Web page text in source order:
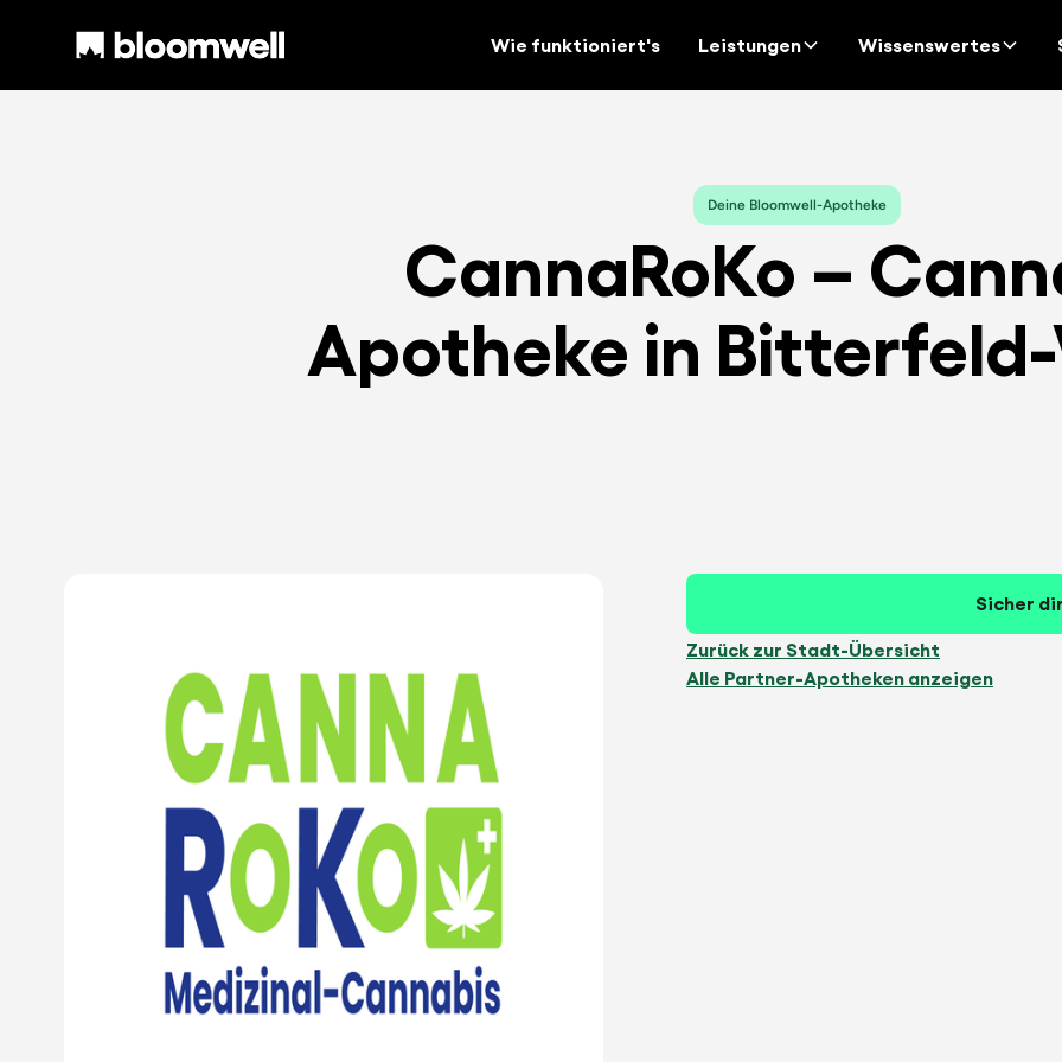
Wie funktioniert's Leistungen Wissenswertes
Deine Bloomwell-Apotheke
CannaRoKo –
Apotheke in
Sicher
Zurück zur Stadt-Übersicht
Alle Partner-Apotheken anzeigen